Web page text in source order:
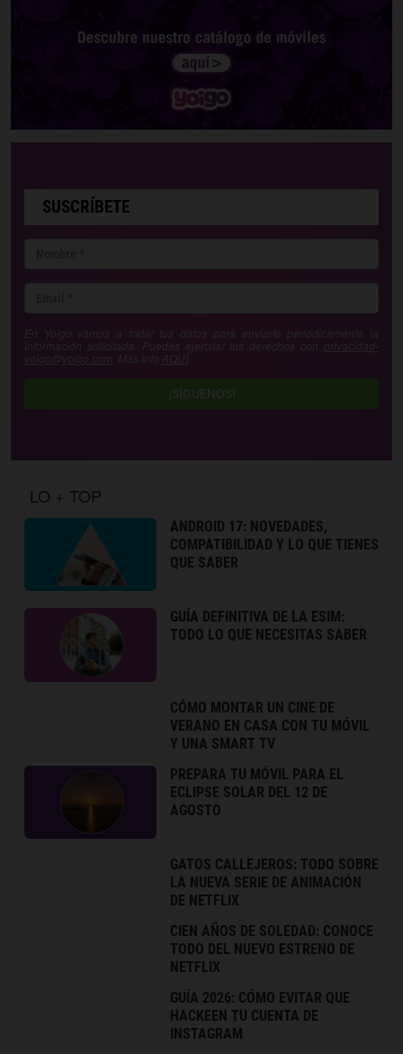
SUSCRÍBETE
En Yoigo vamos a tratar tus datos para enviarte periódicamente la
información solicitada. Puedes ejercitar tus derechos con privacidad-
yoigo@yoigo.com . Más Info AQUÍ
¡SÍGUENOS!
LO + TOP
ANDROID 17: NOVEDADES,
COMPATIBILIDAD Y LO QUE TIENES
QUE SABER
GUÍA DEFINITIVA DE LA ESIM:
TODO LO QUE NECESITAS SABER
CÓMO MONTAR UN CINE DE
VERANO EN CASA CON TU MÓVIL
Y UNA SMART TV
PREPARA TU MÓVIL PARA EL
ECLIPSE SOLAR DEL 12 DE
AGOSTO
GATOS CALLEJEROS: TODO SOBRE
LA NUEVA SERIE DE ANIMACIÓN
DE NETFLIX
CIEN AÑOS DE SOLEDAD: CONOCE
TODO DEL NUEVO ESTRENO DE
NETFLIX
GUÍA 2026: CÓMO EVITAR QUE
HACKEEN TU CUENTA DE
INSTAGRAM